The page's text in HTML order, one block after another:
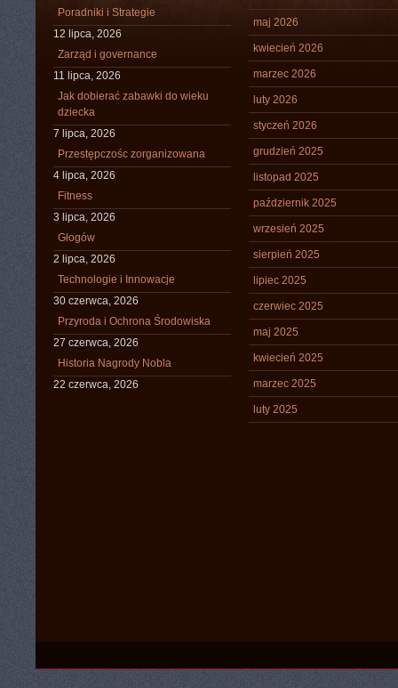
Poradniki i Strategie
12 lipca, 2026
Zarząd i governance
11 lipca, 2026
Jak dobierać zabawki do wieku
dziecka
7 lipca, 2026
Przestępczośc zorganizowana
4 lipca, 2026
Fitness
3 lipca, 2026
Głogów
2 lipca, 2026
Technologie i Innowacje
30 czerwca, 2026
Przyroda i Ochrona Środowiska
27 czerwca, 2026
Historia Nagrody Nobla
22 czerwca, 2026
maj 2026
kwiecień 2026
marzec 2026
luty 2026
styczeń 2026
grudzień 2025
listopad 2025
październik 2025
wrzesień 2025
sierpień 2025
lipiec 2025
czerwiec 2025
maj 2025
kwiecień 2025
marzec 2025
luty 2025